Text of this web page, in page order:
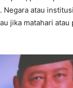
Negara atau
jika matahari